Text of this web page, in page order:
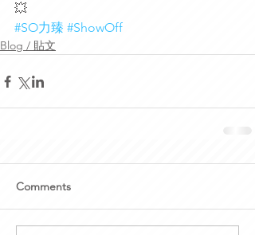
💥
#SO力臻 #ShowOff
Blog / 貼文
Comments